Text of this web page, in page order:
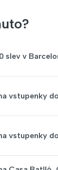
slev v
vstupenky
vstupenky